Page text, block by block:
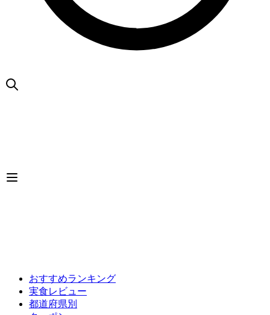
おすすめランキング
実食レビュー
都道府県別